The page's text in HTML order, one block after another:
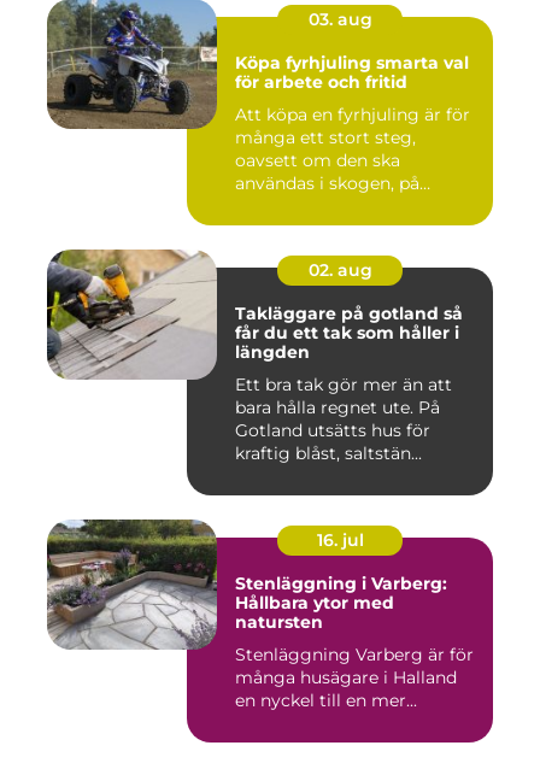
03. aug
Köpa fyrhjuling smarta val
för arbete och fritid
Att köpa en fyrhjuling är för
många ett stort steg,
oavsett om den ska
användas i skogen, på
02. aug
Takläggare på gotland så
får du ett tak som håller i
längden
Ett bra tak gör mer än att
bara hålla regnet ute. På
Gotland utsätts hus för
kraftig blåst, saltstän...
16. jul
Stenläggning i Varberg:
Hållbara ytor med
natursten
Stenläggning Varberg är för
många husägare i Halland
en nyckel till en mer...